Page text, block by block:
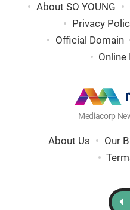
About SO YOUNG
Privacy
Official Domain
Mediacorp
About Us Our